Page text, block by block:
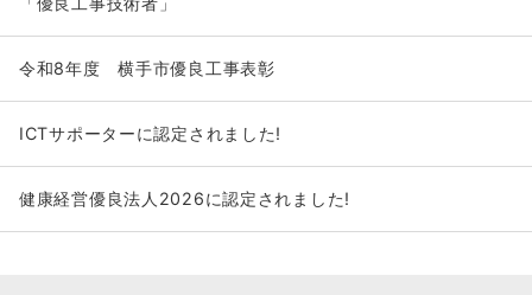
令和8年度 横手市優良工事表彰
ICTサポーターに認定されました!
健康経営優良法人2026に認定されました!